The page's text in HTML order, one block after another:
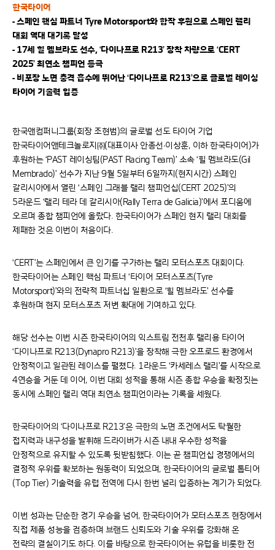
한국타이어
- 스페인 핵심 파트너 Tyre Motorsport와 합작 후원으로 스페인 랠리
대회 역대 대기록 달성
- 17세 힐 멤브라도 선수, ‘다이나프로 R213’ 장착 차량으로 ‘CERT
2025’ 최연소 챔피언 등극
- 비포장 노면 충격 흡수에 뛰어난 ‘다이나프로 R213’으로 글로벌 레이싱
타이어 기술력 입증
한국앤컴퍼니그룹(회장 조현범)의 글로벌 선도 타이어 기업
한국타이어앤테크놀로지㈜(대표이사 안종선∙이상훈, 이하 한국타이어)가
후원하는 ‘PAST 레이싱팀(PAST Racing Team)’ 소속 ‘힐 멤브라도(Gil
Membrado)’ 선수가 지난 9월 5일부터 6일까지(현지시간) 스페인
갈리시아에서 열린 ‘스페인 그래블 랠리 챔피언십(CERT 2025)’의
5라운드 ‘랠리 테라 데 갈리시아(Rally Terra de Galicia)’에서 포디움에
오르며 종합 챔피언에 올랐다. 한국타이어가 스페인 현지 랠리 대회를
제패한 것은 이번이 처음이다.
‘CERT’는 스페인에서 큰 인기를 구가하는 랠리 모터스포츠 대회이다.
한국타이어는 스페인 핵심 파트너 ‘타이어 모터스포츠(Tyre
Motorsport)’와의 전략적 파트너십 일환으로 ‘힐 멤브라도’ 선수를
후원하며 현지 모터스포츠 저변 확대에 기여하고 있다.
해당 선수는 이번 시즌 한국타이어의 익스트림 전천후 랠리용 타이어
‘다이나프로 R213(Dynapro R213)’을 장착해 극한 오프로드 환경에서
안정적이고 일관된 레이스를 펼쳤다. 1라운드 ‘카세레스 랠리’를 시작으로
4연승을 거둔 데 이어, 이번 대회 성적을 통해 시즌 종합 우승을 확정짓는
동시에 스페인 랠리 역대 최연소 챔피언이라는 기록을 세웠다.
한국타이어의 ‘다이나프로 R213’은 극한의 노면 조건에서도 탁월한
접지력과 내구성을 발휘해 드라이버가 시즌 내내 우수한 성적을
안정적으로 유지할 수 있도록 뒷받침했다. 이는 곧 챔피언십 경쟁에서의
결정적 우위를 확보하는 원동력이 되었으며, 한국타이어의 글로벌 톱티어
(Top Tier) 기술력을 유럽 전역에 다시 한번 널리 입증하는 계기가 되었다.
이번 성과는 단순한 경기 우승을 넘어, 한국타이어가 모터스포츠 현장에서
직접 제품 성능을 검증하며 브랜드 신뢰도와 기술 우위를 강화해 온
전략의 결실이기도 하다. 이를 바탕으로 한국타이어는 유럽을 비롯한 전